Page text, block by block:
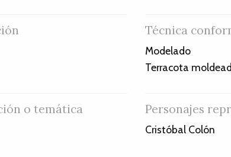
Técnica
Modelado
Terracota
o temática Personajes
Cristóbal Colón